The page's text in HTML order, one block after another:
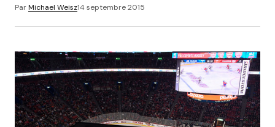
ParMichael Weisz14 septembre 2015